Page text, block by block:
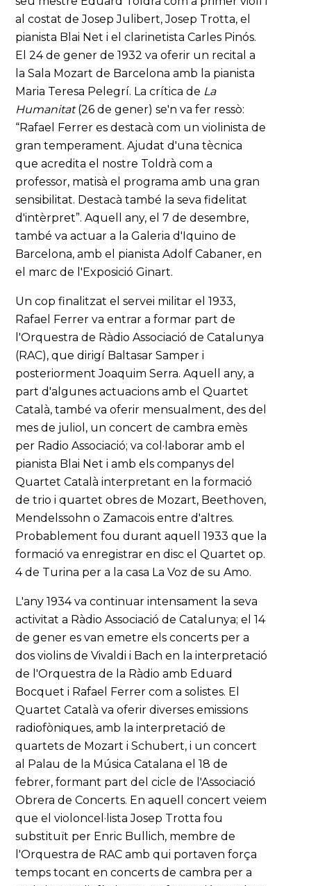
al costat de Josep Julibert, Josep Trotta, el
pianista Blai Net i el clarinetista Carles Pinós.
El 24 de gener de 1932 va oferir un recital a
la Sala Mozart de Barcelona amb la pianista
Maria Teresa Pelegrí. La crítica de La
Humanitat(26 de gener) se'n va fer ressò:
“Rafael Ferrer es destacà com un violinista de
gran temperament. Ajudat d'una tècnica
que acredita el nostre Toldrà com a
professor, matisà el programa amb una gran
sensibilitat. Destacà també la seva fidelitat
d'intèrpret”. Aquell any, el 7 de desembre,
també va actuar a la Galeria d'Iquino de
Barcelona, amb el pianista Adolf Cabaner, en
el marc de l'Exposició Ginart.
Un cop finalitzat el servei militar el 1933,
Rafael Ferrer va entrar a formar part de
l'Orquestra de Ràdio Associació de Catalunya
(RAC), que dirigí Baltasar Samper i
posteriorment Joaquim Serra. Aquell any, a
part d'algunes actuacions amb el Quartet
Català, també va oferir mensualment, des del
mes de juliol, un concert de cambra emès
per Radio Associació; va col·laborar amb el
pianista Blai Net i amb els companys del
Quartet Català interpretant en la formació
de trio i quartet obres de Mozart, Beethoven,
Mendelssohn o Zamacois entre d'altres.
Probablement fou durant aquell 1933 que la
formació va enregistrar en disc el Quartet op.
4 de Turina per a la casa La Voz de su Amo.
L'any 1934 va continuar intensament la seva
activitat a Ràdio Associació de Catalunya; el 14
de gener es van emetre els concerts per a
dos violins de Vivaldi i Bach en la interpretació
de l'Orquestra de la Ràdio amb Eduard
Bocquet i Rafael Ferrer com a solistes. El
Quartet Català va oferir diverses emissions
radiofòniques, amb la interpretació de
quartets de Mozart i Schubert, i un concert
al Palau de la Música Catalana el 18 de
febrer, formant part del cicle de l'Associació
Obrera de Concerts. En aquell concert veiem
que el violoncel·lista Josep Trotta fou
substituït per Enric Bullich, membre de
l'Orquestra de RAC amb qui portaven força
temps tocant en concerts de cambra per a